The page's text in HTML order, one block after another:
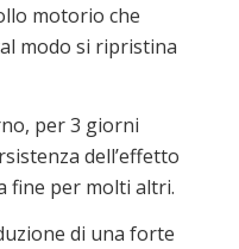
motorio che
modo si ripristina
per 3 giorni
dell’effetto
fine per molti altri.
di una forte